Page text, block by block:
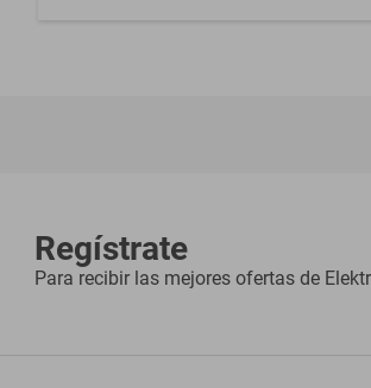
Regístrate
Para recibir las mejores ofertas de